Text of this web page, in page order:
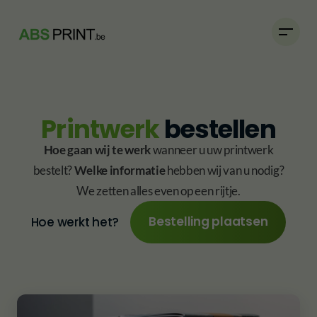
Printwerkbestellen
Hoe gaan wij te werkwanneer u uw printwerk
bestelt?Welke informatiehebben wij van u nodig?
We zetten alles even op een rijtje.
Hoe werkt het? Bestelling plaatsen